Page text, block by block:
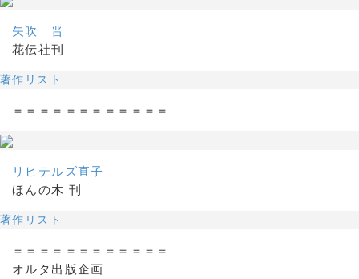
矢吹 晋
花伝社刊
著作リスト
＝＝＝＝＝＝＝＝＝＝＝＝
リヒテルズ直子
ほんの木 刊
著作リスト
＝＝＝＝＝＝＝＝＝＝＝＝
オルタ出版企画